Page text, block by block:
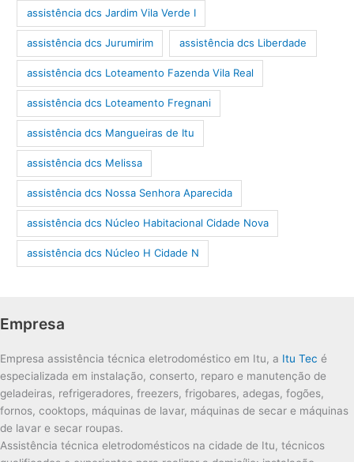
assistência dcs Jardim Vila Verde I
assistência dcs Jurumirim assistência dcs Liberdade
assistência dcs Loteamento Fazenda Vila Real
assistência dcs Loteamento Fregnani
assistência dcs Mangueiras de Itu
assistência dcs Melissa
assistência dcs Nossa Senhora Aparecida
assistência dcs Núcleo Habitacional Cidade Nova
assistência dcs Núcleo H Cidade N
Empresa
Empresa assistência técnica eletrodoméstico em Itu, a Itu Tec é
especializada em instalação, conserto, reparo e manutenção de
geladeiras, refrigeradores, freezers, frigobares, adegas, fogões,
fornos, cooktops, máquinas de lavar, máquinas de secar e máquinas
de lavar e secar roupas.
Assistência técnica eletrodomésticos na cidade de Itu, técnicos